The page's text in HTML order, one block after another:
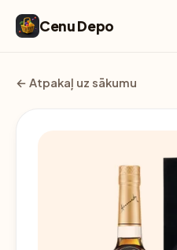
Cenu Depo
← Atpakaļ uz sākumu